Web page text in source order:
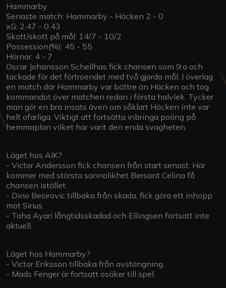
Hammarby
Senaste match: Hammarby - Häcken 2 - 0
xG: 2.47 - 0.43
Skott/skott på mål: 14/7 - 10/2
Possession(%): 45 - 55
Hörnor: 4 - 7
Oscar Johansson Schellhas fick chansen som 9:a och
tackade för det förtroendet med två gjorda mål. I överlag
en match där Hammarby var bättre än Häcken och tog
kommandot över matchen redan i första halvlek. Tycker
man gör en bra insats även om såklart Häcken inte var
helt ofarliga. Viktigt att fortsätta inbringa poäng på
hemmaplan vilket har varit den enda svagheten.
Läget hos AIK?
- Victor Andersson fick chansen från start senast. Här
kommer med största sannolikhet Bersant Celina få
chansen istället.
- Dino Besirovic tillbaka från skada, fick göra ett inhopp
mot Sirius.
- Taha Ayari långtidsskadad och Ellingsen fortsatt inte
aktuell.
Läget hos Hammarby?
- Victor Eriksson tillbaka från avstängning.
- Mads Fenger är fortsatt osäker till spel.